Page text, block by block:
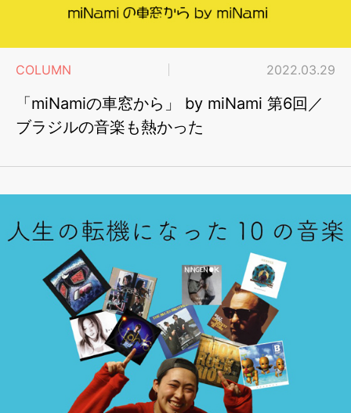
COLUMN 2022.03.29
「miNamiの車窓から」 by miNami 第6回／
ブラジルの音楽も熱かった